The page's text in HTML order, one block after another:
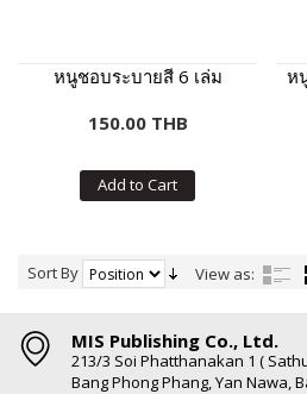
หนูชอบระบายสี 6 เล่ม
150.00 THB
Add to Cart
ห
Sort By View as:
MIS Publishing Co., Ltd.
213/3 Soi Phatthanakan 1 (
Bang Phong Phang, Yan Nawa,